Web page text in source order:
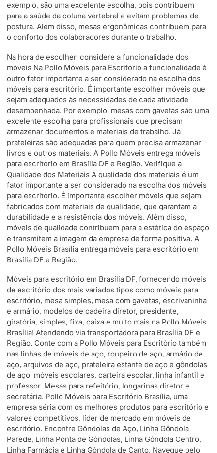
exemplo, são uma excelente escolha, pois contribuem
para a saúde da coluna vertebral e evitam problemas de
postura. Além disso, mesas ergonômicas contribuem para
o conforto dos colaboradores durante o trabalho.
Na hora de escolher, considere a funcionalidade dos
móveis Na Pollo Móveis para Escritório a funcionalidade é
outro fator importante a ser considerado na escolha dos
móveis para escritório. É importante escolher móveis que
sejam adequados às necessidades de cada atividade
desempenhada. Por exemplo, mesas com gavetas são uma
excelente escolha para profissionais que precisam
armazenar documentos e materiais de trabalho. Já
prateleiras são adequadas para quem precisa armazenar
livros e outros materiais. A Pollo Móveis entrega móveis
para escritório em Brasília DF e Região. Verifique a
Qualidade dos Materiais A qualidade dos materiais é um
fator importante a ser considerado na escolha dos móveis
para escritório. É importante escolher móveis que sejam
fabricados com materiais de qualidade, que garantam a
durabilidade e a resistência dos móveis. Além disso,
móveis de qualidade contribuem para a estética do espaço
e transmitem a imagem da empresa de forma positiva. A
Pollo Móveis Brasília entrega móveis para escritório em
Brasília DF e Região.
Móveis para escritório em Brasília DF, fornecendo móveis
de escritório dos mais variados tipos como móveis para
escritório, mesa simples, mesa com gavetas, escrivaninha
e armário, modelos de cadeira diretor, presidente,
giratória, simples, fixa, caixa e muito mais na Pollo Móveis
Brasília! Atendendo via transportadora para Brasília DF e
Região. Conte com a Pollo Móveis para Escritório também
nas linhas de móveis de aço, roupeiro de aço, armário de
aço, arquivos de aço, prateleira estante de aço e gôndolas
de aço, móveis escolares, carteira escolar, linha infantil e
professor. Mesas para refeitório, longarinas diretor e
secretária. Pollo Móveis para Escritório Brasília, uma
empresa séria com os melhores produtos para escritório e
valores competitivos, líder de mercado em móveis de
escritório. Encontre Gôndolas de Aço, Linha Gôndola
Parede, Linha Ponta de Gôndolas, Linha Gôndola Centro,
Linha Farmácia e Linha Gôndola de Canto. Navegue pelo